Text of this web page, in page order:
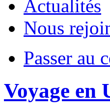
Actualités
Nous
Passer au
Voyage en